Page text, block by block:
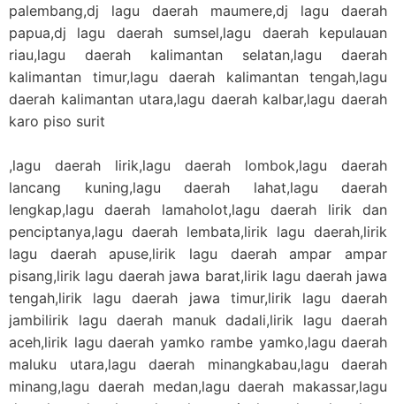
palembang,dj lagu daerah maumere,dj lagu daerah
papua,dj lagu daerah sumsel,lagu daerah kepulauan
riau,lagu daerah kalimantan selatan,lagu daerah
kalimantan timur,lagu daerah kalimantan tengah,lagu
daerah kalimantan utara,lagu daerah kalbar,lagu daerah
karo piso surit
,lagu daerah lirik,lagu daerah lombok,lagu daerah
lancang kuning,lagu daerah lahat,lagu daerah
lengkap,lagu daerah lamaholot,lagu daerah lirik dan
penciptanya,lagu daerah lembata,lirik lagu daerah,lirik
lagu daerah apuse,lirik lagu daerah ampar ampar
pisang,lirik lagu daerah jawa barat,lirik lagu daerah jawa
tengah,lirik lagu daerah jawa timur,lirik lagu daerah
jambilirik lagu daerah manuk dadali,lirik lagu daerah
aceh,lirik lagu daerah yamko rambe yamko,lagu daerah
maluku utara,lagu daerah minangkabau,lagu daerah
minang,lagu daerah medan,lagu daerah makassar,lagu